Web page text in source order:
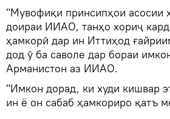
"Мувофиқи принсипҳои асосии
доираи ИИАО, танҳо хориҷ
ҳамкорӣ дар ин Иттиҳод
дод ӯ ба саволе дар бораи
Арманистон аз ИИАО.
"Имкон дорад, ки худи кишвар
ин ё он сабаб ҳамкориро қатъ